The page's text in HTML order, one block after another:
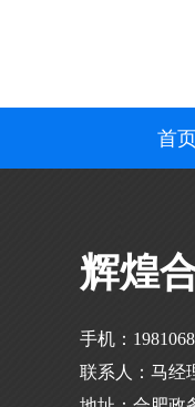
首
辉煌
手机：
联系人：马经